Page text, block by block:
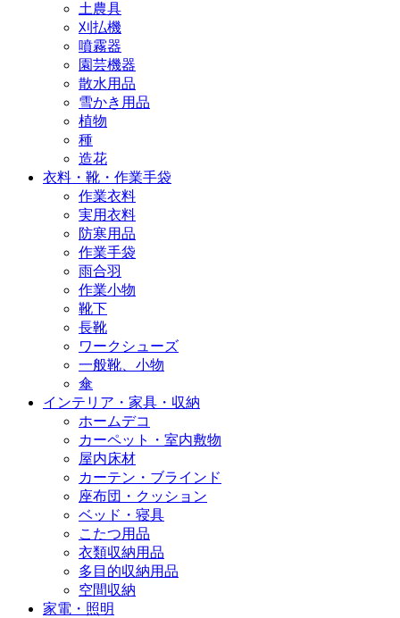
土農具
刈払機
噴霧器
園芸機器
散水用品
雪かき用品
植物
種
造花
衣料・靴・作業手袋
作業衣料
実用衣料
防寒用品
作業手袋
雨合羽
作業小物
靴下
長靴
ワークシューズ
一般靴、小物
傘
インテリア・家具・収納
ホームデコ
カーペット・室内敷物
屋内床材
カーテン・ブラインド
座布団・クッション
ベッド・寝具
こたつ用品
衣類収納用品
多目的収納用品
空間収納
家電・照明